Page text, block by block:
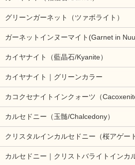
グリーンガーネット（ツァボライト）
ガーネットインヌーマイト(Garnet in
カイヤナイト（藍晶石/Kyanite）
カイヤナイト｜グリーンカラー
カコクセナイトインクォーツ（
カルセドニー（玉髄/Chalcedony）
クリスタルインカルセドニー（桜アゲート
カルセドニー｜クリストバライトインカ